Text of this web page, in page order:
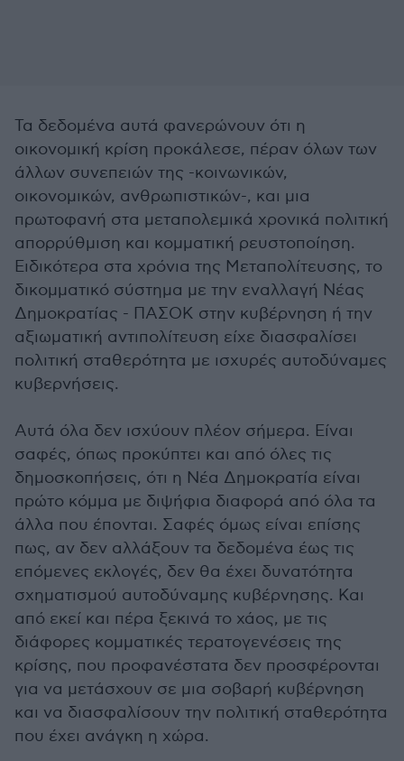
Τα δεδομένα αυτά φανερώνουν ότι η
οικονομική κρίση προκάλεσε, πέραν όλων των
άλλων συνεπειών της -κοινωνικών,
οικονομικών, ανθρωπιστικών-, και μια
πρωτοφανή στα μεταπολεμικά χρονικά πολιτική
απορρύθμιση και κομματική ρευστοποίηση.
Ειδικότερα στα χρόνια της Μεταπολίτευσης, το
δικομματικό σύστημα με την εναλλαγή Νέας
Δημοκρατίας - ΠΑΣΟΚ στην κυβέρνηση ή την
αξιωματική αντιπολίτευση είχε διασφαλίσει
πολιτική σταθερότητα με ισχυρές αυτοδύναμες
κυβερνήσεις.
Αυτά όλα δεν ισχύουν πλέον σήμερα. Είναι
σαφές, όπως προκύπτει και από όλες τις
δημοσκοπήσεις, ότι η Νέα Δημοκρατία είναι
πρώτο κόμμα με διψήφια διαφορά από όλα τα
άλλα που έπονται. Σαφές όμως είναι επίσης
πως, αν δεν αλλάξουν τα δεδομένα έως τις
επόμενες εκλογές, δεν θα έχει δυνατότητα
σχηματισμού αυτοδύναμης κυβέρνησης. Και
από εκεί και πέρα ξεκινά το χάος, με τις
διάφορες κομματικές τερατογενέσεις της
κρίσης, που προφανέστατα δεν προσφέρονται
για να μετάσχουν σε μια σοβαρή κυβέρνηση
και να διασφαλίσουν την πολιτική σταθερότητα
που έχει ανάγκη η χώρα.